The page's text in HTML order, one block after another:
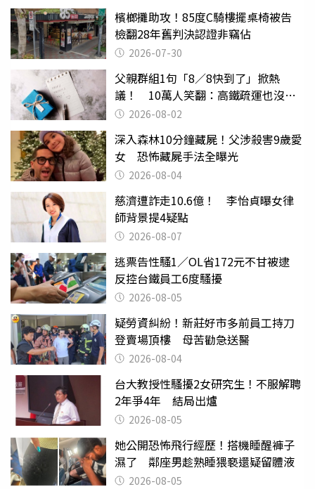
檳榔攤助攻！85度C騎樓擺桌椅被告
檢翻28年舊判決認證非竊佔
2026-07-30
父親群組1句「8／8快到了」掀熱
議！ 10萬人笑翻：高鐵疏運也沒列
父親節
2026-08-02
深入森林10分鐘藏屍！父涉殺害9歲愛
女 恐怖藏屍手法全曝光
2026-08-04
慈濟遭詐走10.6億！ 李怡貞曝女律
師背景提4疑點
2026-08-07
逃票告性騷1／OL省172元不甘被逮
反控台鐵員工6度騷擾
2026-08-05
疑勞資糾紛！新莊好市多前員工持刀
登賣場頂樓 母苦勸急送醫
2026-08-04
台大教授性騷擾2女研究生！不服解聘
2年爭4年 結局出爐
2026-08-05
她公開恐怖飛行經歷！搭機睡醒褲子
濕了 鄰座男趁熟睡猥褻還疑留體液
2026-08-05